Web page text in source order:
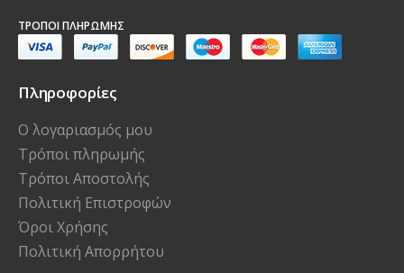
ΤΡΌΠΟΙ ΠΛΗΡΩΜΉΣ
Πληροφορίες
Ο λογαριασμός μου
Τρόποι πληρωμής
Τρόποι Αποστολής
Πολιτική Επιστροφών
Όροι Χρήσης
Πολιτική Απορρήτου